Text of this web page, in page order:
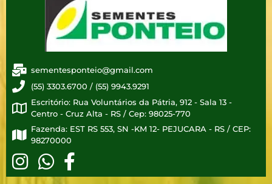
sementesponteio@gmail.com
(55) 3303.6700 / (55) 9943.9291
Escritório: Rua Voluntários da Pátria, 912 - Sala 13 -
Centro - Cruz Alta - RS / Cep: 98025-770
Fazenda: EST RS 553, SN -KM 12- PEJUCARA - RS / CEP:
98270000